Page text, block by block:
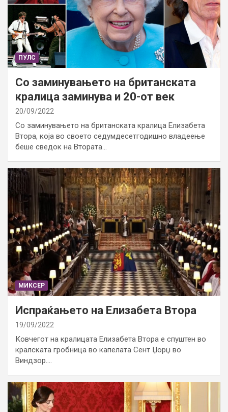
ПУЛС
Со заминувањето на британската
кралица заминува и 20-от век
20/09/2022
Со заминувањето на британската кралица Елизабета
Втора, која во своето седумдесетгодишно владеење
беше сведок на Втората…
МИКСЕР
Испраќањето на Елизабета Втора
19/09/2022
Ковчегот на кралицата Елизабета Втора е спуштен во
кралската гробница во капелата Сент Џорџ во
Виндзор.…